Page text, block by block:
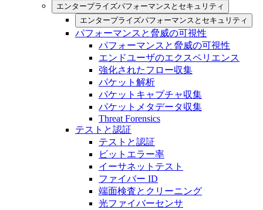
エンタープライズパフォーマンスとセキュリティ
エンタープライズパフォーマンスとセキュリティ
パフォーマンスと脅威の可視性
パフォーマンスと脅威の可視性
エンドユーザのエクスペリエンス
強化されたフロー収集
パケット解析
パケットキャプチャ収集
パケットメタデータ収集
Threat Forensics
テストと認証
テストと認証
ビットエラー率
イーサネットテスト
ファイバー ID
端面検査とクリーニング
光ファイバーセンサ